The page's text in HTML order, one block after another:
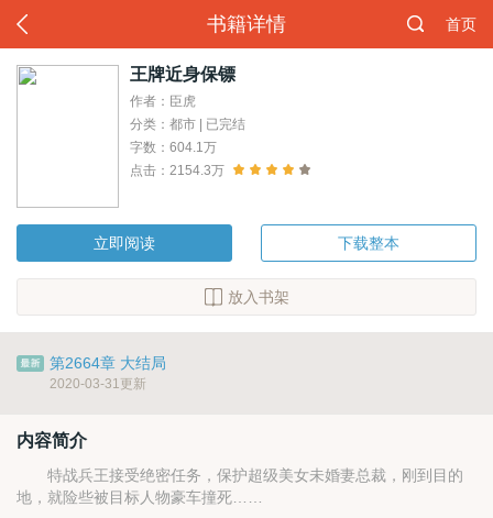
书籍详情 首页
王牌近身保镖
作者：臣虎
分类：都市 | 已完结
字数：604.1万
点击：2154.3万
立即阅读 下载整本
放入书架
第2664章 大结局
2020-03-31更新
内容简介
特战兵王接受绝密任务，保护超级美女未婚妻总裁，刚到目的
地，就险些被目标人物豪车撞死……